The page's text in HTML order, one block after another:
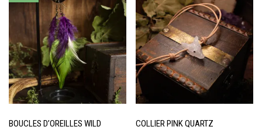
BOUCLES D’OREILLES WILD
COLLIER PINK QUARTZ